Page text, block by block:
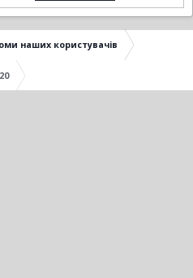
наших користувачів